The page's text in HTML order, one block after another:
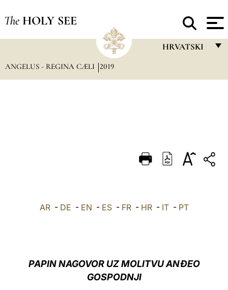
The HOLY SEE
HRVATSKI
DEUTSCH
العربيّة
ANGELUS - REGINA CÆLI 2019
AR- DE - EN - ES- FR- HR- IT- PT
PAPIN NAGOVOR UZ MOLITVU ANĐEO
GOSPODNJI